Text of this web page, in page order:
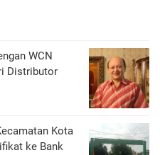
WCN
Distributor
Kota
ke Bank